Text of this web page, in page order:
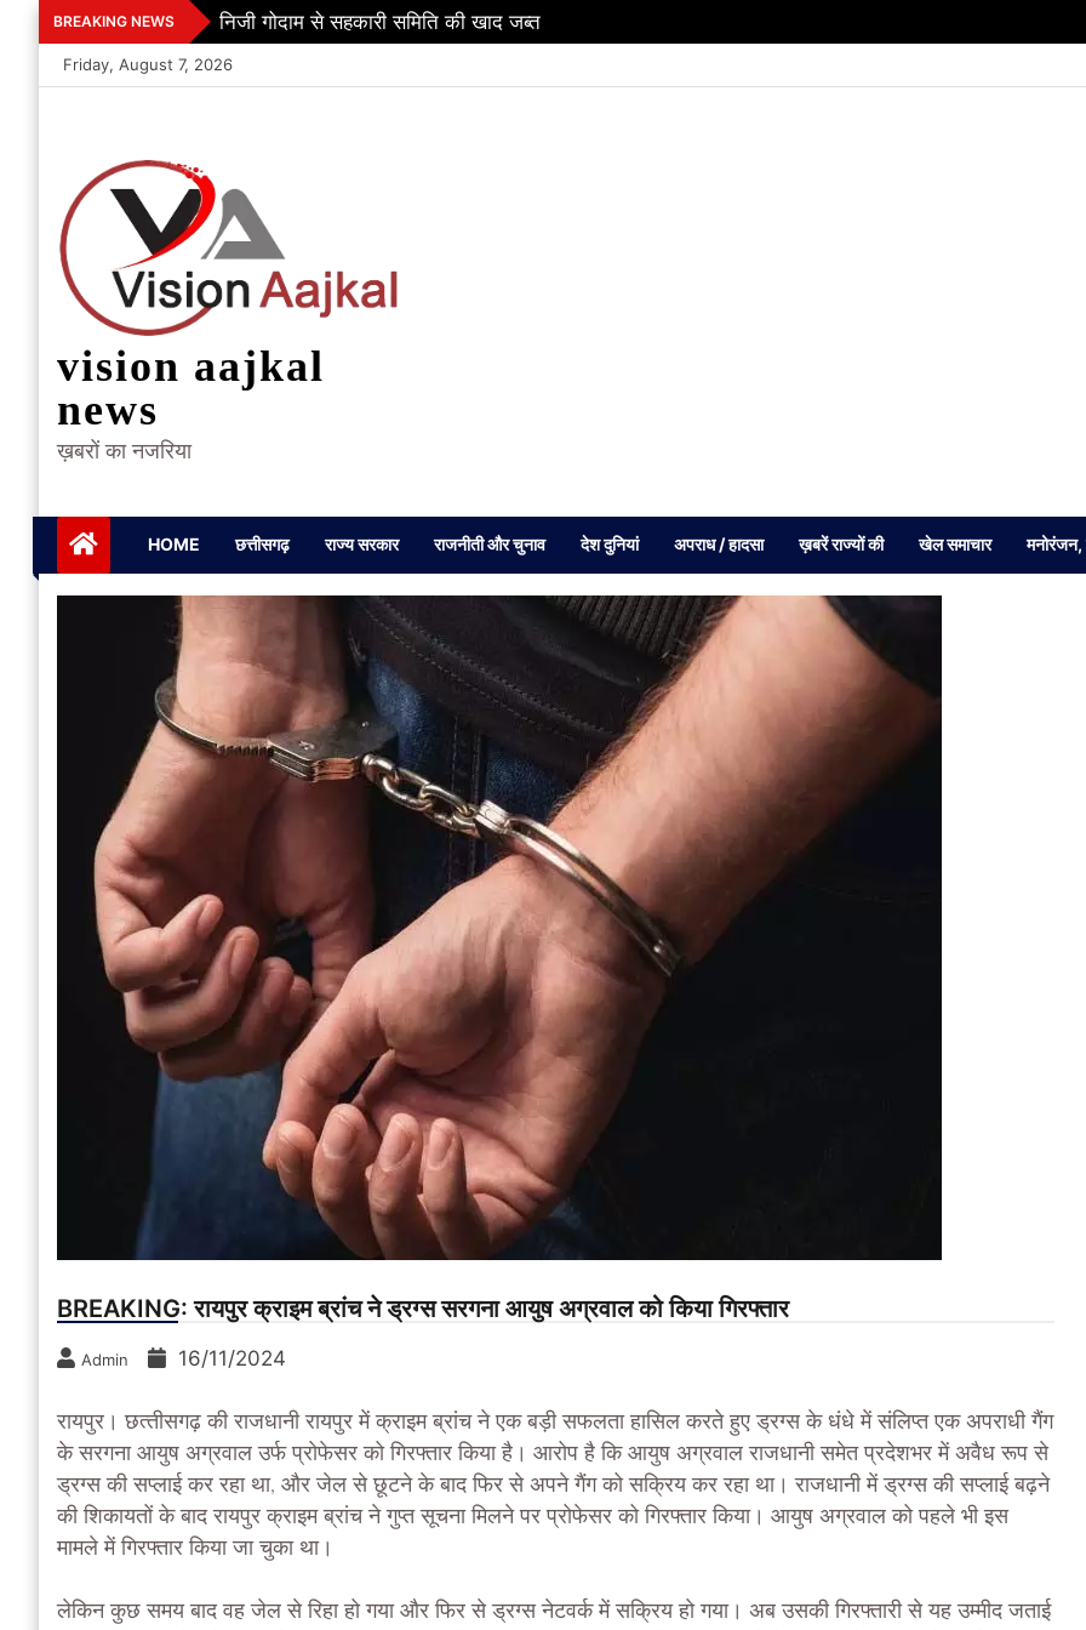
Skip
to
content
BREAKING NEWS निजी गोदाम से सहकारी समिति की खाद जब्त
Friday, August 7, 2026
vision aajkal
news
ख़बरों का नजरिया
HOME छत्तीसगढ़ राज्य सरकार राजनीती और चुनाव देश दुनियां अपराध / हादसा ख़बरें राज्यों की खेल समाचार
BREAKING: रायपुर क्राइम ब्रांच ने ड्रग्स सरगना आयुष अग्रवाल को किया गिरफ्तार
Admin 16/11/2024
रायपुर। छत्‍तीसगढ़ की राजधानी रायपुर में क्राइम ब्रांच ने एक बड़ी सफलता हासिल करते हुए ड्रग्स के धंधे में संलिप्त एक अपराधी गैंग
के सरगना आयुष अग्रवाल उर्फ प्रोफेसर को गिरफ्तार किया है। आरोप है कि आयुष अग्रवाल राजधानी समेत प्रदेशभर में अवैध रूप से
ड्रग्स की सप्लाई कर रहा था, और जेल से छूटने के बाद फिर से अपने गैंग को सक्रिय कर रहा था। राजधानी में ड्रग्स की सप्लाई बढ़ने
की शिकायतों के बाद रायपुर क्राइम ब्रांच ने गुप्त सूचना मिलने पर प्रोफेसर को गिरफ्तार किया। आयुष अग्रवाल को पहले भी इस
मामले में गिरफ्तार किया जा चुका था।
लेकिन कुछ समय बाद वह जेल से रिहा हो गया और फिर से ड्रग्स नेटवर्क में सक्रिय हो गया। अब उसकी गिरफ्तारी से यह उम्मीद जताई